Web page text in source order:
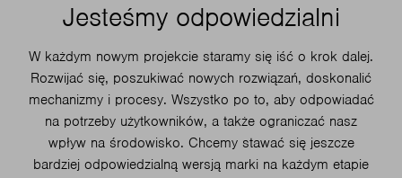
Jesteśmy odpowiedzialni
W każdym nowym projekcie staramy się iść o krok dalej.
Rozwijać się, poszukiwać nowych rozwiązań, doskonalić
mechanizmy i procesy. Wszystko po to, aby odpowiadać
na potrzeby użytkowników, a także ograniczać nasz
wpływ na środowisko. Chcemy stawać się jeszcze
bardziej odpowiedzialną wersją marki na każdym etapie